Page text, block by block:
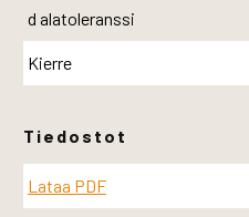
d alatoleranssi
Kierre
Tiedostot
Lataa PDF